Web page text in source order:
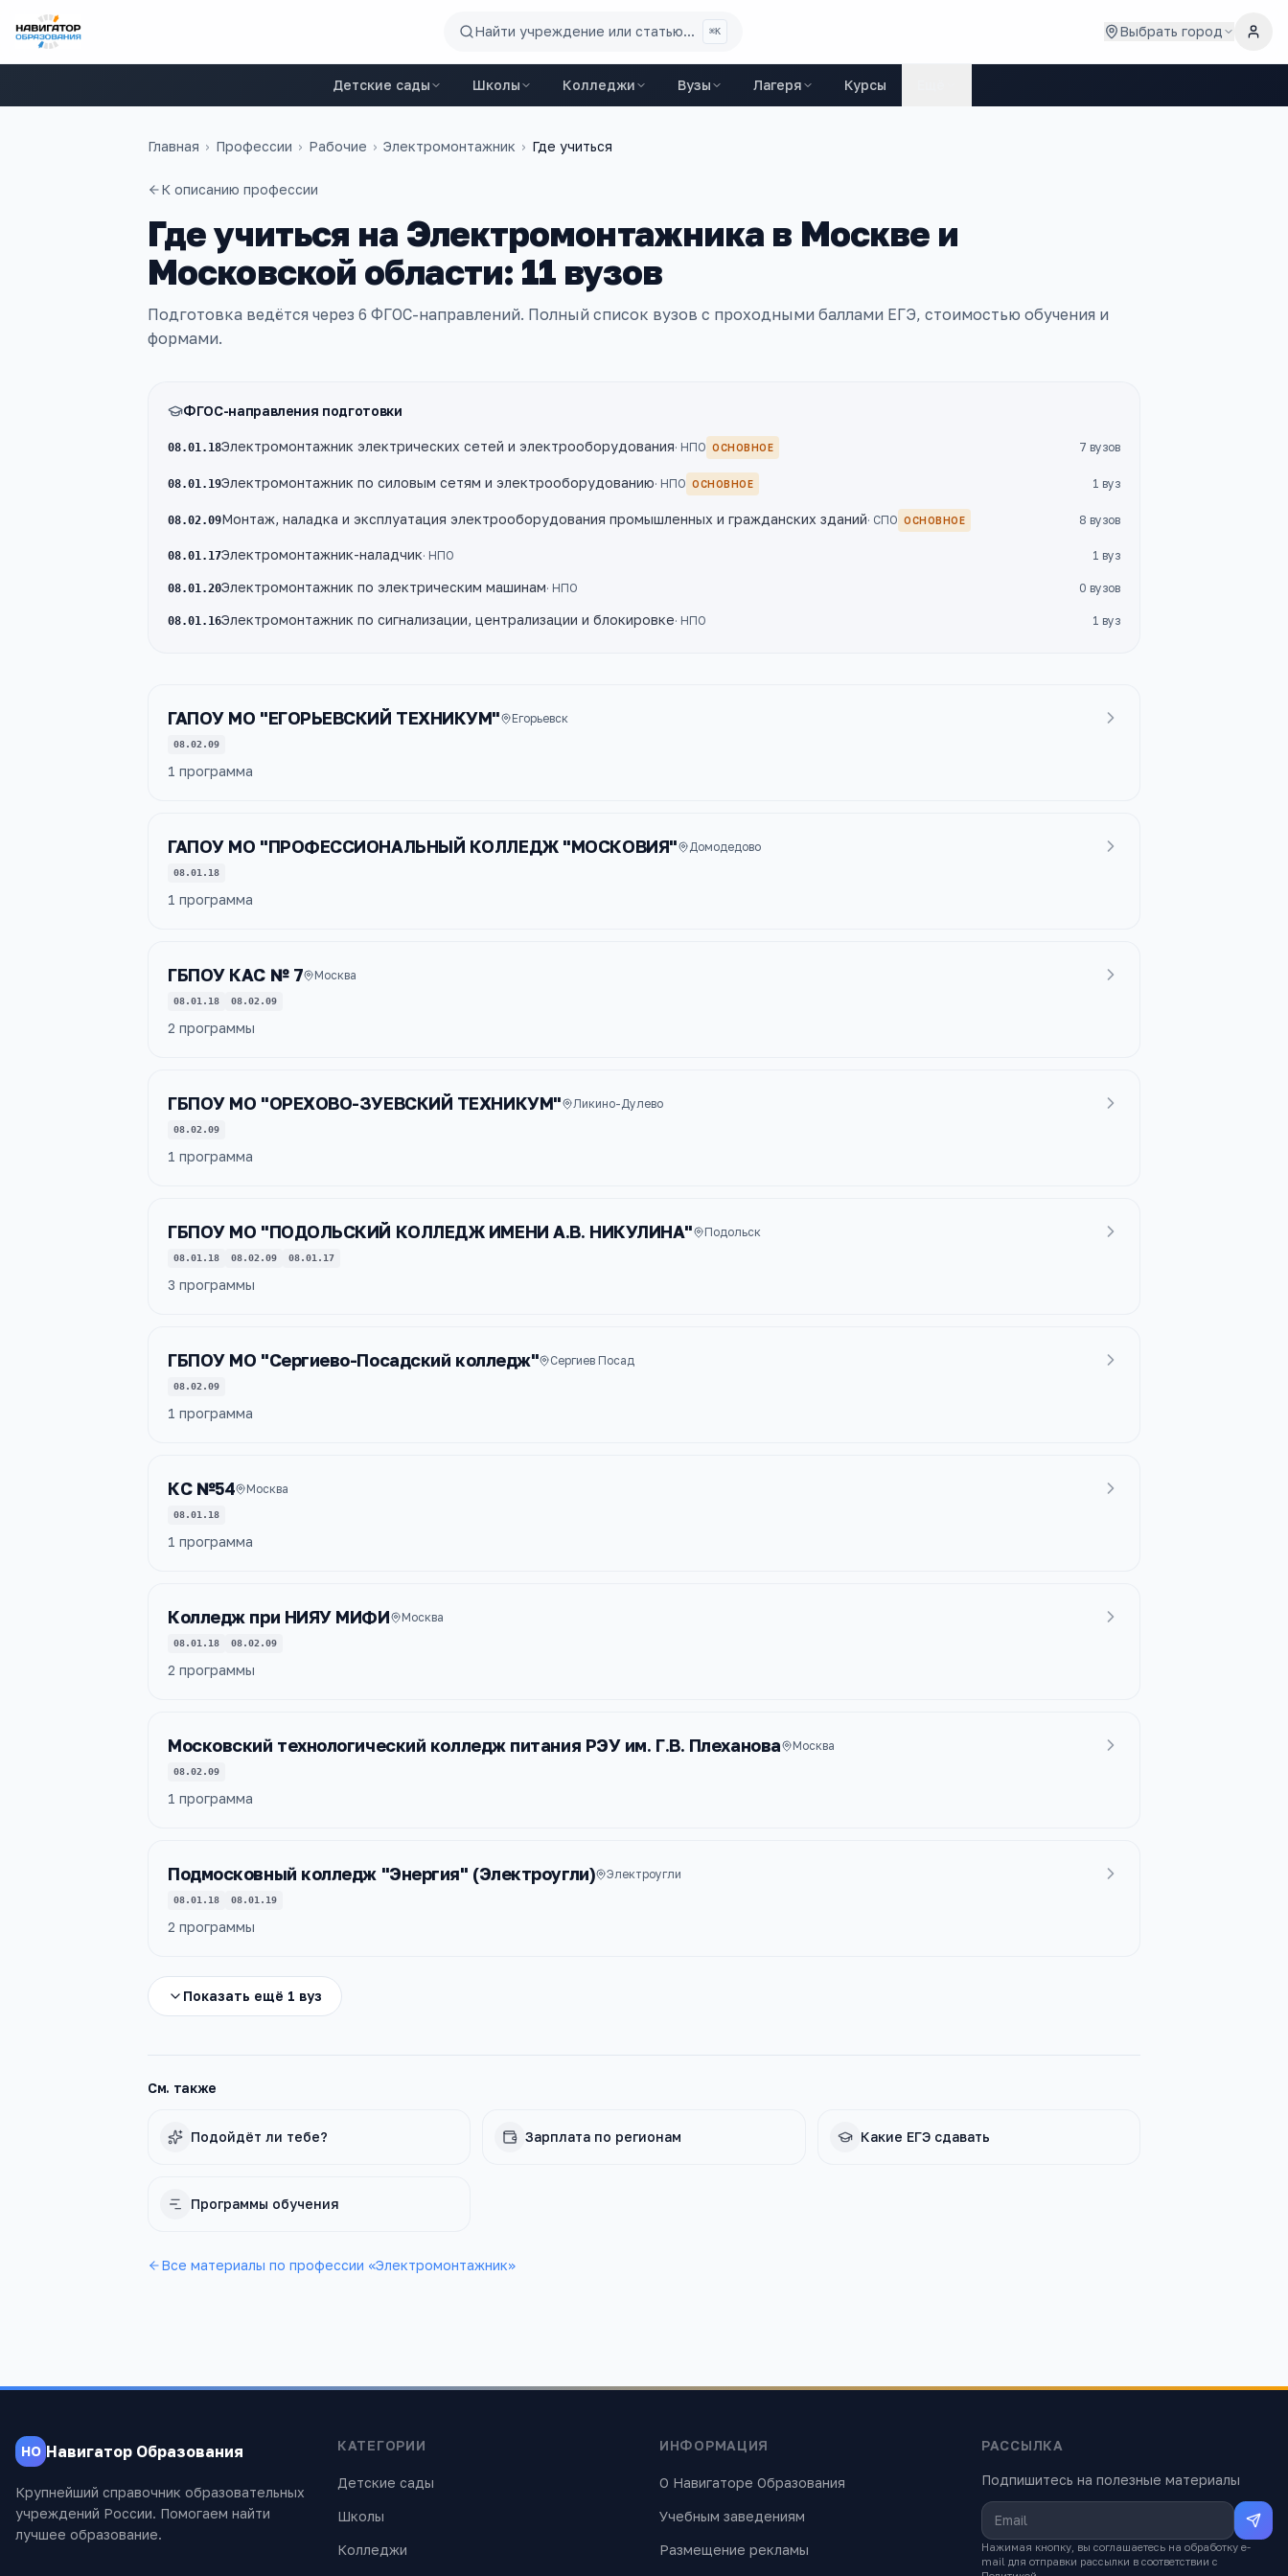
Найти учреждение или статью... ⌘K Выбрать город
Детские сады Школы Колледжи Вузы Лагеря Курсы
Главная › Профессии › Рабочие › Электромонтажник › Где учиться
К описанию профессии
Где учиться на Электромонтажника в Москве и
Московской области: 11 вузов
Подготовка ведётся через 6 ФГОС-направлений. Полный список вузов с проходными баллами ЕГЭ, стоимостью обучения и
формами.
ФГОС-направления подготовки
08.01.18Электромонтажник электрических сетей и электрооборудования· НПО ОСНОВНОЕ 7 вузов
08.01.19Электромонтажник по силовым сетям и электрооборудованию· НПО ОСНОВНОЕ 1 вуз
08.02.09Монтаж, наладка и эксплуатация электрооборудования промышленных и гражданских зданий· СПО ОСНОВНОЕ 8 вузов
08.01.17Электромонтажник-наладчик· НПО 1 вуз
08.01.20Электромонтажник по электрическим машинам· НПО 0 вузов
08.01.16Электромонтажник по сигнализации, централизации и блокировке· НПО 1 вуз
ГАПОУ МО "ЕГОРЬЕВСКИЙ ТЕХНИКУМ" Егорьевск
08.02.09
1 программа
ГАПОУ МО "ПРОФЕССИОНАЛЬНЫЙ КОЛЛЕДЖ "МОСКОВИЯ" Домодедово
08.01.18
1 программа
ГБПОУ КАС № 7 Москва
08.01.18 08.02.09
2 программы
ГБПОУ МО "ОРЕХОВО-ЗУЕВСКИЙ ТЕХНИКУМ" Ликино-Дулево
08.02.09
1 программа
ГБПОУ МО "ПОДОЛЬСКИЙ КОЛЛЕДЖ ИМЕНИ А.В. НИКУЛИНА" Подольск
08.01.18 08.02.09 08.01.17
3 программы
ГБПОУ МО "Сергиево-Посадский колледж" Сергиев Посад
08.02.09
1 программа
КС №54 Москва
08.01.18
1 программа
Колледж при НИЯУ МИФИ Москва
08.01.18 08.02.09
2 программы
Московский технологический колледж питания РЭУ им. Г.В. Плеханова Москва
08.02.09
1 программа
Подмосковный колледж "Энергия" (Электроугли) Электроугли
08.01.18 08.01.19
2 программы
Показать ещё 1 вуз
См. также
Подойдёт ли тебе? Зарплата по регионам Какие ЕГЭ сдавать
Программы обучения
Все материалы по профессии «Электромонтажник»
НО Навигатор Образования
Крупнейший справочник образовательных
учреждений России. Помогаем найти
лучшее образование.
КАТЕГОРИИ
Детские сады
Школы
Колледжи
ИНФОРМАЦИЯ
О Навигаторе Образования
Учебным заведениям
Размещение рекламы
РАССЫЛКА
Подпишитесь на полезные материалы
Нажимая кнопку, вы соглашаетесь на обработку e-
mail для отправки рассылки в соответствии с